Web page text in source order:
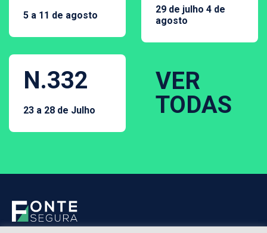
5 a 11 de agosto
29 de julho 4 de
agosto
N.332
23 a 28 de Julho
VER
TODAS